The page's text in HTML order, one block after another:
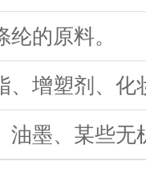
的原料。
、增塑剂、
油墨、某些无